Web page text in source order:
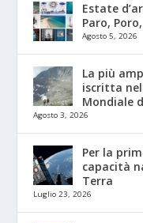
Estate
Paro,
Agosto 5, 2026
La più
iscritta
Mondiale
Agosto 3, 2026
Per la
capacità
Terra
Luglio 23, 2026